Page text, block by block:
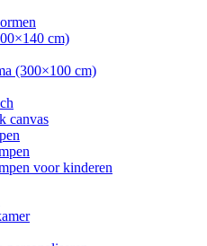
cm)
(300×100 cm)
canvas
voor kinderen